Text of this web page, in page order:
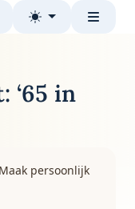
homepage
‘65 in
Maak persoonlijk